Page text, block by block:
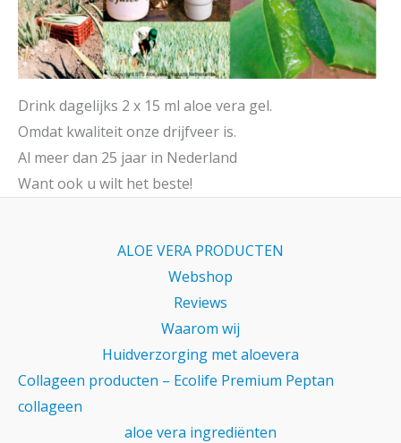
Drink dagelijks 2 x 15 ml aloe vera gel.
Omdat kwaliteit onze drijfveer is.
Al meer dan 25 jaar in Nederland
Want ook u wilt het beste!
ALOE VERA PRODUCTEN
Webshop
Reviews
Waarom wij
Huidverzorging met aloevera
Collageen producten – Ecolife Premium Peptan
collageen
aloe vera ingrediënten